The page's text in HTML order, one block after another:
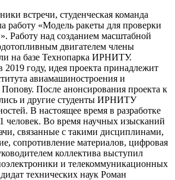
встречи, студенческая команда
«Модель ракеты для проверки
Работу над созданием масштабной
двигателем члены
на базе Технопарка ИРНИТУ.
2019 году, идея проекта принадлежит
авиамашиностроения и
После анонсирования проекта к
и другие студенты ИРНИТУ
В настоящее время в разработке
человек. Во время научных изысканий
связанные с такими дисциплинами,
сопротивление материалов, цифровая
коллектива выступил
и телекоммуникационных
технических наук Роман